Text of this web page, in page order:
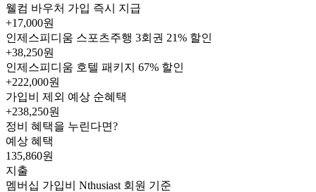
웰컴 바우처 가입 즉시 지급
+17,000원
인제스피디움 스포츠주행 3회권 21% 할인
+38,250원
인제스피디움 호텔 패키지 67% 할인
+222,000원
가입비 제외 예상 순혜택
+238,250원
정비 혜택을 누린다면?
예상 혜택
135,860원
지출
멤버십 가입비
Nthusiast 회원 기준